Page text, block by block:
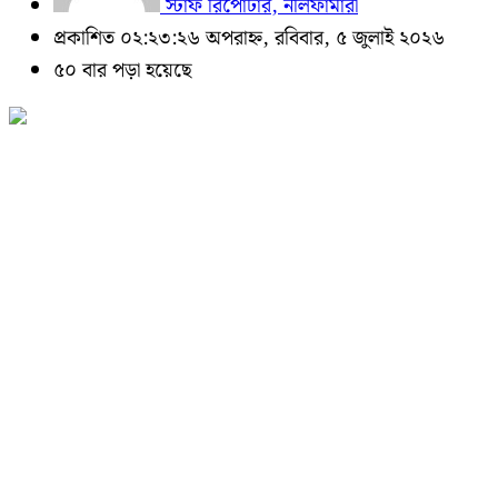
প্রকাশিত ০২:২৩:২৬ অপরাহ্ন, রবিবার, ৫ জুলাই ২০২৬
৫০ বার পড়া হয়েছে